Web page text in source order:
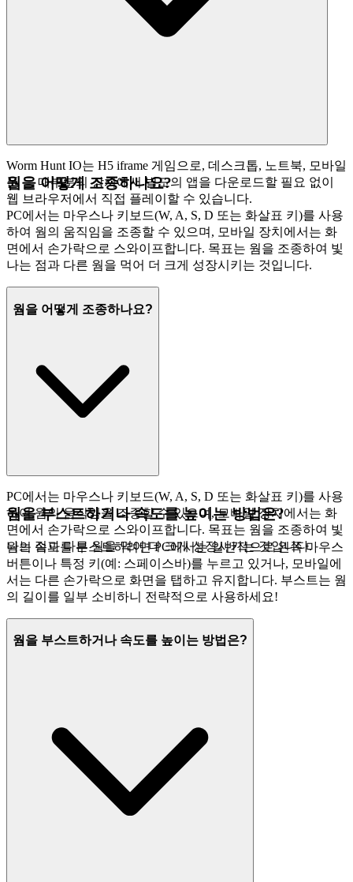
Worm Hunt IO는 H5 iframe 게임으로, 데스크톱, 노트북, 모바일
폰 등 대부분의 장치에서 별도의 앱을 다운로드할 필요 없이
웹 브라우저에서 직접 플레이할 수 있습니다.
웜을 어떻게 조종하나요?
PC에서는 마우스나 키보드(W, A, S, D 또는 화살표 키)를 사용
하여 웜의 움직임을 조종할 수 있으며, 모바일 장치에서는 화
면에서 손가락으로 스와이프합니다. 목표는 웜을 조종하여 빛
나는 점과 다른 웜을 먹어 더 크게 성장시키는 것입니다.
웜을 어떻게 조종하나요?
PC에서는 마우스나 키보드(W, A, S, D 또는 화살표 키)를 사용
하여 웜의 움직임을 조종할 수 있으며, 모바일 장치에서는 화
면에서 손가락으로 스와이프합니다. 목표는 웜을 조종하여 빛
나는 점과 다른 웜을 먹어 더 크게 성장시키는 것입니다.
웜을 부스트하거나 속도를 높이는 방법은?
웜의 속도를 부스트하려면 PC에서는 일반적으로 왼쪽 마우스
버튼이나 특정 키(예: 스페이스바)를 누르고 있거나, 모바일에
서는 다른 손가락으로 화면을 탭하고 유지합니다. 부스트는 웜
의 길이를 일부 소비하니 전략적으로 사용하세요!
웜을 부스트하거나 속도를 높이는 방법은?